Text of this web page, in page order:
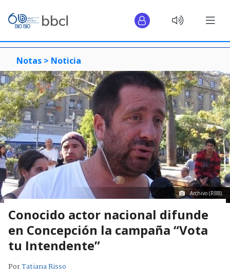
Notas > Noticia
Archivo (RBB)
Conocido actor nacional difunde
en Concepción la campaña “Vota
tu Intendente”
PorTatiana Risso